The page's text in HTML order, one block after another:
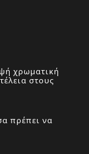
χρωματική
στους
πρέπει να